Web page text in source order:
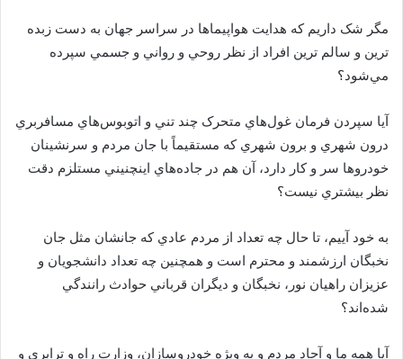
مگر شک داريم که هدايت هواپيماها در سراسر جهان به دست زبده
ترين و سالم ترين افراد از نظر روحي و رواني و جسمي سپرده
مي‌شود؟
آيا سپردن فرمان غول‌هاي متحرک چند تني و اتوبوس‌هاي مسافربري
درون شهري و برون شهري که مستقيماً با جان مردم و سرنشينان
خودروها سر و کار دارد، آن هم در جاده‌هاي اينچنيني مستلزم دقت
نظر بيشتري نيست؟
به خود آييم، تا حال چه تعداد از مردم عادي که جانشان مثل جان
نخبگان ارزشمند و محترم است و همچنين چه تعداد دانشجويان و
عزيزان راهيان نور، نخبگان و ديگران قرباني حوادث رانندگي
شده‌اند؟
آيا همه ما و آحاد مردم و به ويژه خودروسازان، وزارت راه و ترابري و